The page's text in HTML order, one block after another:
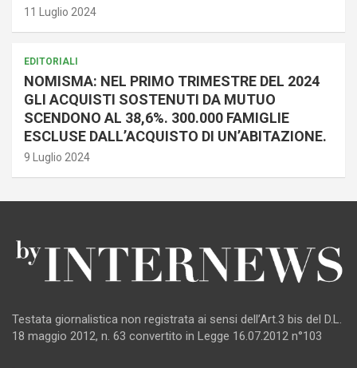
11 Luglio 2024
EDITORIALI
NOMISMA: NEL PRIMO TRIMESTRE DEL 2024
GLI ACQUISTI SOSTENUTI DA MUTUO
SCENDONO AL 38,6%. 300.000 FAMIGLIE
ESCLUSE DALL’ACQUISTO DI UN’ABITAZIONE.
9 Luglio 2024
Testata giornalistica non registrata ai sensi dell’Art.3 bis del D.L.
18 maggio 2012, n. 63 convertito in Legge 16.07.2012 n°103